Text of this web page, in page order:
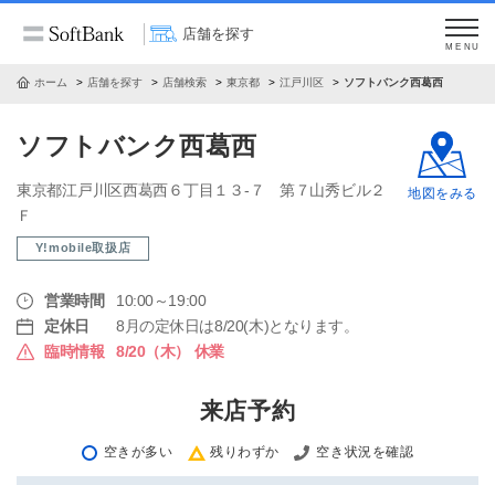
店舗を探す
MENU
ホーム 店舗を探す 店舗検索 東京都 江戸川区 ソフトバンク西葛西
ソフトバンク西葛西
東京都江戸川区西葛西６丁目１３‐７ 第７山秀ビル２
Ｆ
Y!mobile取扱店
営業時間
10:00～19:00
定休日
8月の定休日は8/20(木)となります。
臨時情報
8/20（木） 休業
地図をみる
来店予約
空きが多い 残りわずか 空き状況を確認